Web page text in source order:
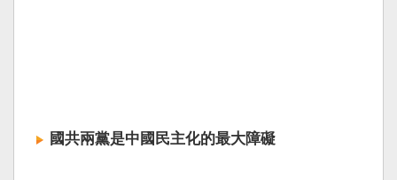
國共兩黨是中國民主化的最大障礙